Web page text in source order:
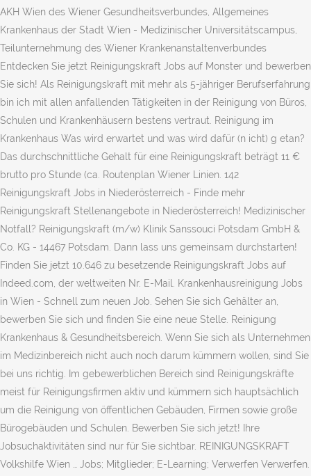
AKH Wien des Wiener Gesundheitsverbundes, Allgemeines
Krankenhaus der Stadt Wien - Medizinischer Universitätscampus,
Teilunternehmung des Wiener Krankenanstaltenverbundes
Entdecken Sie jetzt Reinigungskraft Jobs auf Monster und bewerben
Sie sich! Als Reinigungskraft mit mehr als 5-jähriger Berufserfahrung
bin ich mit allen anfallenden Tätigkeiten in der Reinigung von Büros,
Schulen und Krankenhäusern bestens vertraut. Reinigung im
Krankenhaus Was wird erwartet und was wird dafür (n icht) g etan?
Das durchschnittliche Gehalt für eine Reinigungskraft beträgt 11 €
brutto pro Stunde (ca. Routenplan Wiener Linien. 142
Reinigungskraft Jobs in Niederösterreich - Finde mehr
Reinigungskraft Stellenangebote in Niederösterreich! Medizinischer
Notfall? Reinigungskraft (m/w) Klinik Sanssouci Potsdam GmbH &
Co. KG - 14467 Potsdam. Dann lass uns gemeinsam durchstarten!
Finden Sie jetzt 10.646 zu besetzende Reinigungskraft Jobs auf
Indeed.com, der weltweiten Nr. E-Mail. Krankenhausreinigung Jobs
in Wien - Schnell zum neuen Job. Sehen Sie sich Gehälter an,
bewerben Sie sich und finden Sie eine neue Stelle. Reinigung
Krankenhaus & Gesundheitsbereich. Wenn Sie sich als Unternehmen
im Medizinbereich nicht auch noch darum kümmern wollen, sind Sie
bei uns richtig. Im gebewerblichen Bereich sind Reinigungskräfte
meist für Reinigungsfirmen aktiv und kümmern sich hauptsächlich
um die Reinigung von öffentlichen Gebäuden, Firmen sowie große
Bürogebäuden und Schulen. Bewerben Sie sich jetzt! Ihre
Jobsuchaktivitäten sind nur für Sie sichtbar. REINIGUNGSKRAFT
Volkshilfe Wien … Jobs; Mitglieder; E-Learning; Verwerfen Verwerfen.